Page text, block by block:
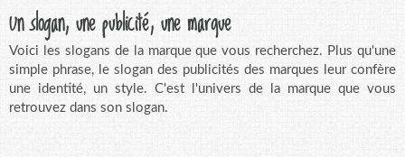
Un slogan, une publicité, une marque
Voici les slogans de la marque que vous recherchez. Plus qu'une
simple phrase, le slogan des publicités des marques leur confère
une identité, un style. C'est l'univers de la marque que vous
retrouvez dans son slogan.